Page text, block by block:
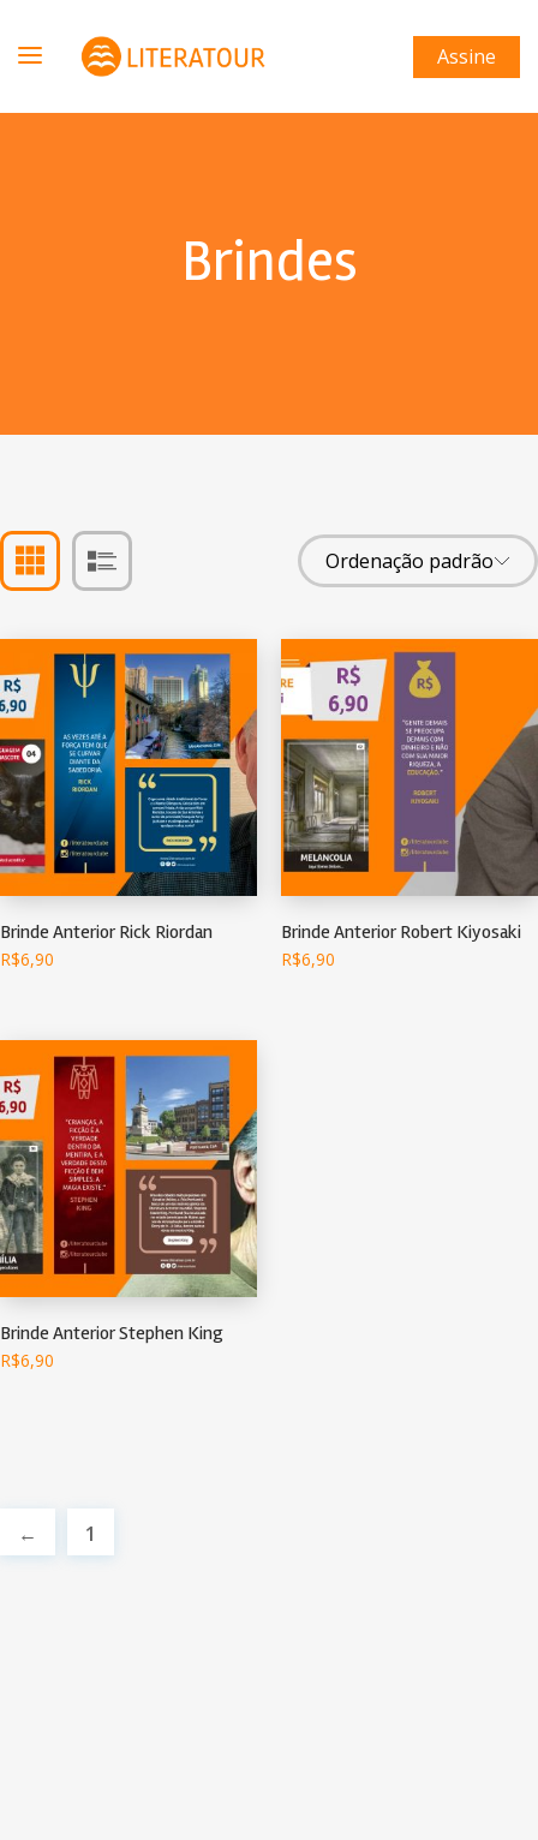
Assine
Brindes
Brinde Anterior Rick Riordan
R$6,90
Brinde Anterior Robert Kiyosaki
R$6,90
Brinde Anterior Stephen King
R$6,90
← 1